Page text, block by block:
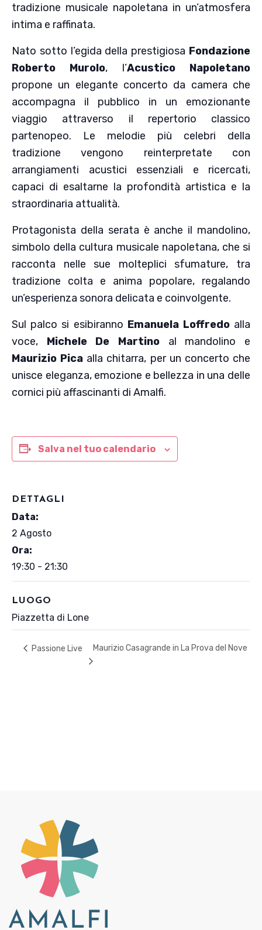
tradizione musicale napoletana in un’atmosfera
intima e raffinata.
Nato sotto l’egida della prestigiosa Fondazione
Roberto Murolo, l’Acustico Napoletano
propone un elegante concerto da camera che
accompagna il pubblico in un emozionante
viaggio attraverso il repertorio classico
partenopeo. Le melodie più celebri della
tradizione vengono reinterpretate con
arrangiamenti acustici essenziali e ricercati,
capaci di esaltarne la profondità artistica e la
straordinaria attualità.
Protagonista della serata è anche il mandolino,
simbolo della cultura musicale napoletana, che si
racconta nelle sue molteplici sfumature, tra
tradizione colta e anima popolare, regalando
un’esperienza sonora delicata e coinvolgente.
Sul palco si esibiranno Emanuela Loffredoalla
voce, Michele De Martino al mandolino e
Maurizio Pica alla chitarra, per un concerto che
unisce eleganza, emozione e bellezza in una delle
cornici più affascinanti di Amalfi.
Salva nel tuo calendario
DETTAGLI
Data:
2 Agosto
Ora:
19:30 - 21:30
LUOGO
Piazzetta di Lone
Passione Live Maurizio Casagrande in La Prova del Nove